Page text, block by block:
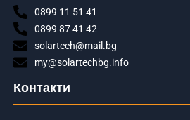
0899 11 51 41
0899 87 41 42
solartech@mail.bg
my@solartechbg.info
Контакти